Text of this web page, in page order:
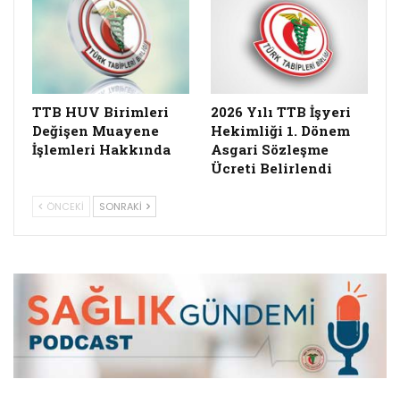
TTB HUV Birimleri
Değişen Muayene
İşlemleri Hakkında
2026 Yılı TTB İşyeri
Hekimliği 1. Dönem
Asgari Sözleşme
Ücreti Belirlendi
ÖNCEKI SONRAKI